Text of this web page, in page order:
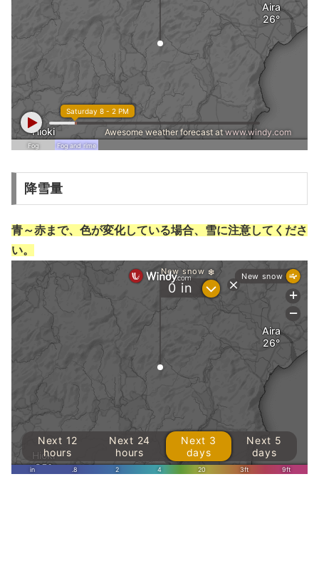
降雪量
青～赤まで、色が変化している場合、雪に注意してくださ
い。